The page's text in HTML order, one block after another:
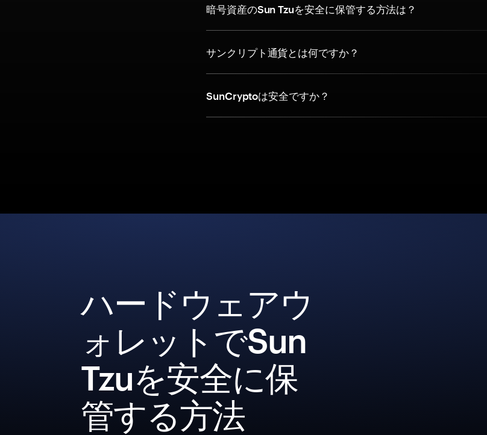
暗号資産のSun Tzuを安全に保管する方法は？
サンクリプト通貨とは何ですか？
SunCryptoは安全ですか？
ハードウェアウ
ォレットでSun
Tzuを安全に保
管する方法